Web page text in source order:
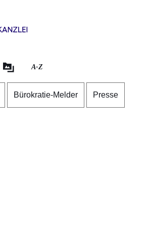
A-Z
Bürokratie-Melder Presse